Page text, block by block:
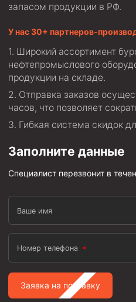
запасом продукции в РФ.
У нас 30+ партнеров-
Широкий ассортимент
нефтепромыслового
продукции на складе.
Отправка заказов
часов, что позволяет
Гибкая система скидок
Заполните данные
Специалист перезвонит в
Ваше имя
Номер телефона
Заявка на поставку